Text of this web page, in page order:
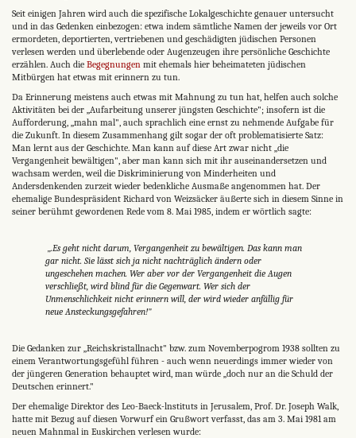
Seit einigen Jahren wird auch die spezifische Lokalgeschichte genauer untersucht
und in das Gedenken einbezogen: etwa indem sämtliche Namen der jeweils vor Ort
ermordeten, deportierten, vertriebenen und geschädigten jüdischen Personen
verlesen werden und überlebende oder Augenzeugen ihre persönliche Geschichte
erzählen. Auch die Begegnungen mit ehemals hier beheimateten jüdischen
Mitbürgen hat etwas mit erinnern zu tun.
Da Erinnerung meistens auch etwas mit Mahnung zu tun hat, helfen auch solche
Aktivitäten bei der „Aufarbei­tung unserer jüngsten Geschichte"; insofern ist die
Aufforderung, „mahn mal", auch sprachlich eine ernst zu nehmende Aufgabe für
die Zukunft. In diesem Zusam­menhang gilt sogar der oft problematisierte Satz:
Man lernt aus der Geschichte. Man kann auf diese Art zwar nicht „die
Vergangenheit bewältigen", aber man kann sich mit ihr auseinandersetzen und
wachsam werden, weil die Diskriminierung von Minderheiten und
Andersdenkenden zurzeit wieder bedenkliche Ausmaße angenommen hat. Der
ehemalige Bundespräsident Richard von Weizsäcker äußerte sich in diesem Sinne in
seiner berühmt gewordenen Rede vom 8. Mai 1985, indem er wörtlich sagte:
„.Es geht nicht darum, Vergangenheit zu bewältigen. Das kann man
gar nicht. Sie lässt sich ja nicht nachträglich ändern oder
ungeschehen machen. Wer aber vor der Vergangenheit die Augen
verschließt, wird blind für die Gegenwart. Wer sich der
Unmenschlichkeit nicht erinnern will, der wird wieder anfällig für
neue Ansteckungsgefahren!"
Die Gedanken zur „Reichskristallnacht" bzw. zum Novemberpogrom 1938 sollten zu
einem Verantwortungsgefühl füh­ren - auch wenn neuerdings immer wieder von
der jünge­ren Generation behauptet wird, man würde „doch nur an die Schuld der
Deutschen erinnert."
Der ehemalige Direktor des Leo-Baeck-lnstituts in Jerusalem, Prof. Dr. Joseph Walk,
hat­te mit Bezug auf diesen Vorwurf ein Grußwort verfasst, das am 3. Mai 1981 am
neuen Mahnmal in Euskirchen verlesen wurde: